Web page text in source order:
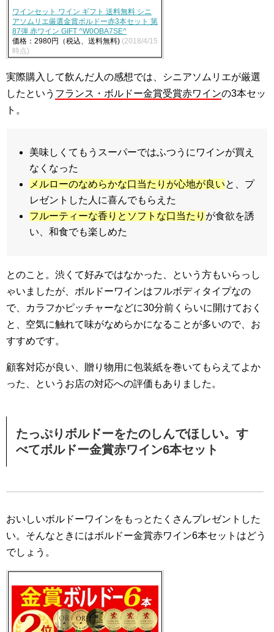
ワインセット ワイン ギフト 送料無料 シニ
アソムリエ厳選金賞ボルドー赤3本セット 第
87弾 赤ワイン GIFT ^W0OBA7SE^
価格：2980円（税込、送料無料) (2018/4/15
時点)
実際購入して飲んだ人の感想では、シニアソムリエが厳選
したという フランス・ボルドー金賞受賞赤ワインの3本セッ
ト。
美味しくてもうスーパーではふつうにワインが買え
なくなった
メルローのなめらかな口当たりが心地が良いと、プ
レゼントした人に喜んでもらえた
フルーティーな香りとソフトな口当たり が食欲を誘
い、和食でも楽しめた
とのこと。渋くて好みではなかった、という方もいらっし
ゃいましたが、ボルドーワインはフルボディタイプなの
で、カラフかピッチャーなどに30分前くらいに開けておく
と、空気に触れて味がなめらかになることが多いので、お
すすめです。
顧客対応が良い、贈り物用に包装紙を巻いてもらえてよか
った、というお店の対応への評価もありました。
たっぷりボルドーをたのしんでほしい。す
べてボルドー金賞赤ワイン6本セット
おいしいボルドーワインをもっとたくさんプレゼントした
い。そんなときにはボルドー金賞赤ワイン6本セットはどう
でしょう。